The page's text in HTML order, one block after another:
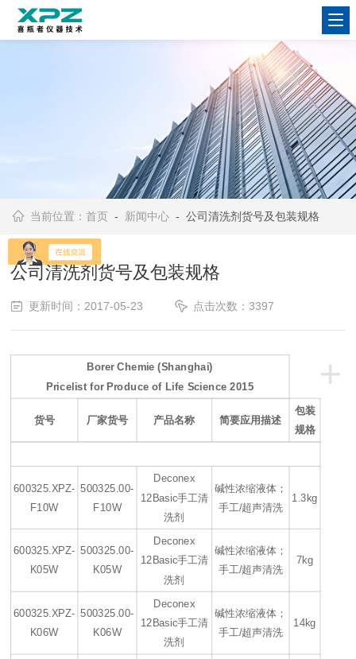
当前位置：首页 - 新闻中心 - 公司清洗剂货号及包装规格
公司清洗剂货号及包装规格
更新时间：2017-05-23 点击次数：3397
+
Borer Chemie (Shanghai)
Pricelist for Produce of Life Science 2015
货号 厂家货号 产品名称 简要应用描述
包装
规格
600325.XPZ-
F10W
500325.00-
F10W
Deconex
12Basic手工清
洗剂
碱性浓缩液体；
手工/超声清洗
1.3kg
600325.XPZ-
K05W
500325.00-
K05W
Deconex
12Basic手工清
洗剂
碱性浓缩液体；
手工/超声清洗
7kg
600325.XPZ-
K06W
500325.00-
K06W
Deconex
12Basic手工清
洗剂
碱性浓缩液体；
手工/超声清洗
14kg